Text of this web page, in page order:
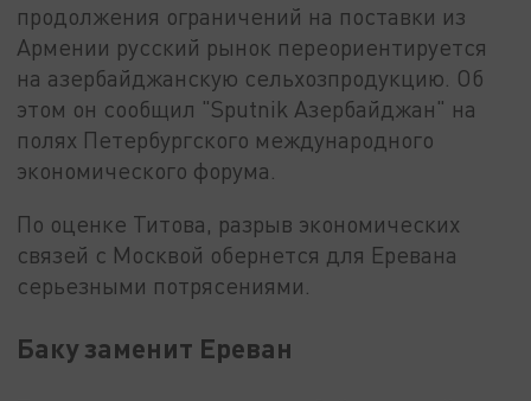
продолжения ограничений на поставки из
Армении русский рынок переориентируется
на азербайджанскую сельхозпродукцию. Об
этом он сообщил "Sputnik Азербайджан" на
полях Петербургского международного
экономического форума.
По оценке Титова, разрыв экономических
связей с Москвой обернется для Еревана
серьезными потрясениями.
Баку заменит Ереван